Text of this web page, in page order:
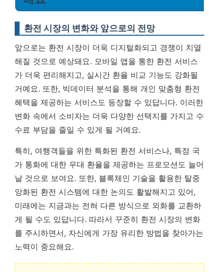
환전 시장의 변화와 앞으로의 전망
앞으로는 환전 시장이 더욱 디지털화되고 경쟁이 치열
해질 것으로 예상돼요. 모바일 앱을 통한 환전 서비스
가 더욱 편리해지고, 실시간 환율 비교 기능도 강화될
거예요. 또한, 빅데이터 분석을 통해 개인 맞춤형 환전
혜택을 제공하는 서비스도 등장할 수 있답니다. 이러한
변화 속에서 소비자는 더욱 다양한 선택지를 가지고 수
수료 부담을 줄일 수 있게 될 거예요.
특히, 여행객들을 위한 특화된 환전 서비스나, 특정 국
가 통화에 대한 우대 환율을 제공하는 프로모션도 늘어
날 것으로 보여요. 또한, 블록체인 기술을 활용한 탈중
앙화된 환전 시스템에 대한 논의도 활발해지고 있어,
미래에는 지금과는 전혀 다른 방식으로 외화를 교환하
게 될 수도 있답니다. 따라서 꾸준히 환전 시장의 변화
를 주시하면서, 자신에게 가장 유리한 방법을 찾아가는
노력이 중요해요.